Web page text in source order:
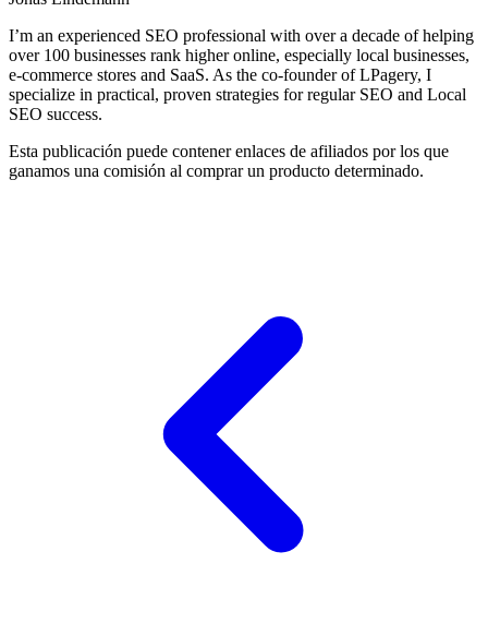
I’m an experienced SEO professional with over a decade of helping
over 100 businesses rank higher online, especially local businesses,
e-commerce stores and SaaS. As the co-founder of LPagery, I
specialize in practical, proven strategies for regular SEO and Local
SEO success.
Esta publicación puede contener enlaces de afiliados por los que
ganamos una comisión al comprar un producto determinado.